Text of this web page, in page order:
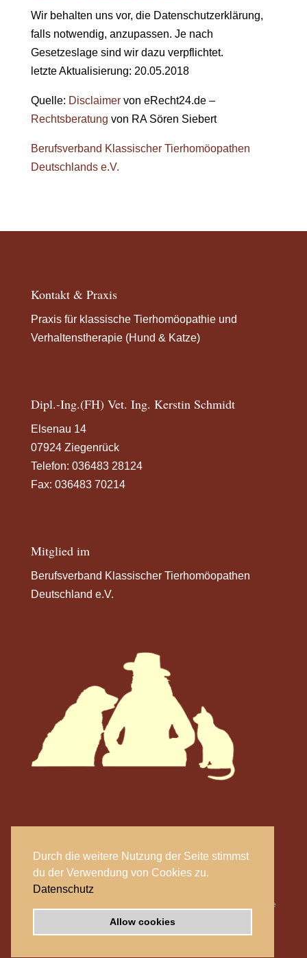
Durch die weitere Nutzung der Seite stimmst
du der Verwendung von Cookies zu.
Datenschutz
Allow cookies
Wir behalten uns vor, die Datenschutzerklärung,
falls notwendig, anzupassen. Je nach
Gesetzeslage sind wir dazu verpflichtet.
letzte Aktualisierung: 20.05.2018
Quelle: Disclaimervon eRecht24.de –
Rechtsberatung von RA Sören Siebert
Berufsverband Klassischer Tierhomöopathen
Deutschlands e.V.
Kontakt & Praxis
Praxis für klassische Tierhomöopathie und
Verhaltenstherapie (Hund & Katze)
Dipl.-Ing.(FH) Vet. Ing. Kerstin Schmidt
Elsenau 14
07924 Ziegenrück
Telefon: 036483 28124
Fax: 036483 70214
Mitglied im
Berufsverband Klassischer Tierhomöopathen
Deutschland e.V.
Copyright Tierhomöopathie Schmidt 2026
Business Image